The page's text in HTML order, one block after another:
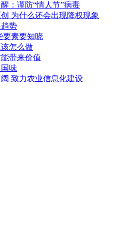
：谨防“情人节”病毒
为什么还会出现降权现象
势
要素要知晓
怎么做
带来价值
味
致力农业信息化建设